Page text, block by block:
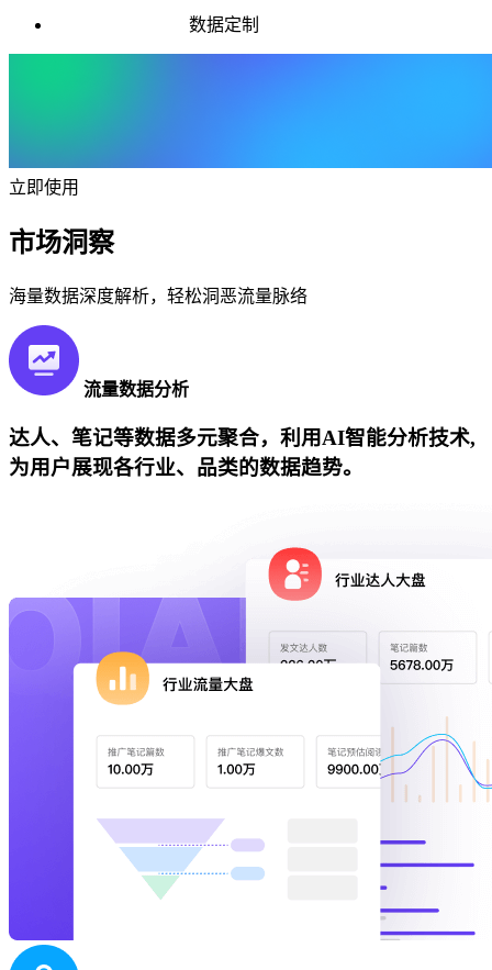
数据定制
立即使用
市场洞察
海量数据深度解析，轻松洞恶流量脉络
流量数据分析
达人、笔记等数据多元聚合，利用AI智能分析技术,
为用户展现各行业、品类的数据趋势。